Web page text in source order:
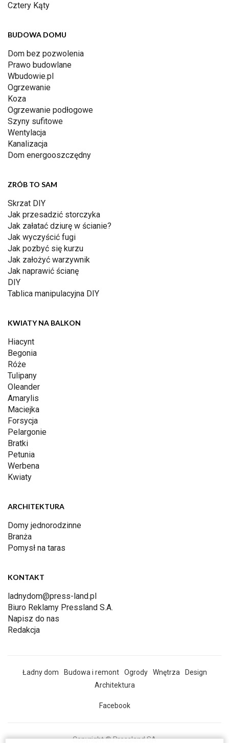
Cztery Kąty
BUDOWA DOMU
Dom bez pozwolenia
Prawo budowlane
Wbudowie.pl
Ogrzewanie
Koza
Ogrzewanie podłogowe
Szyny sufitowe
Wentylacja
Kanalizacja
Dom energooszczędny
ZRÓB TO SAM
Skrzat DIY
Jak przesadzić storczyka
Jak załatać dziurę w ścianie?
Jak wyczyścić fugi
Jak pozbyć się kurzu
Jak założyć warzywnik
Jak naprawić ścianę
DIY
Tablica manipulacyjna DIY
KWIATY NA BALKON
Hiacynt
Begonia
Róże
Tulipany
Oleander
Amarylis
Maciejka
Forsycja
Pelargonie
Bratki
Petunia
Werbena
Kwiaty
ARCHITEKTURA
Domy jednorodzinne
Branża
Pomysł na taras
KONTAKT
ladnydom@press-land.pl
Biuro Reklamy Pressland S.A.
Napisz do nas
Redakcja
Ładny dom Budowa i remont Ogrody Wnętrza
Design
Architektura
Facebook
Copyright © Pressland SA